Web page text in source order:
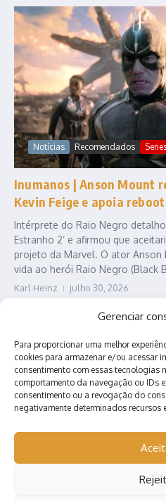
Gerenciar
Para proporcionar uma melhor
cookies para armazenar e/ou acessar
consentimento com essas tecnologias
comportamento da navegação ou IDs
consentimento ou a revogação do
negativamente determinados recursos
Notícias Recomendados
Inumanos | Anson Mount
Kevin Feige e apoia reboot
Intérprete do Raio Negro
Estranho 2’ e afirmou que
projeto da Marvel. O ator
vida ao herói Raio Negro (Black
Karl Heinz julho 30, 2026
Anuncie